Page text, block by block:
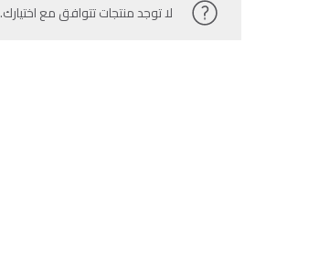
لا توجد منتجات تتوافق مع اختيارك.